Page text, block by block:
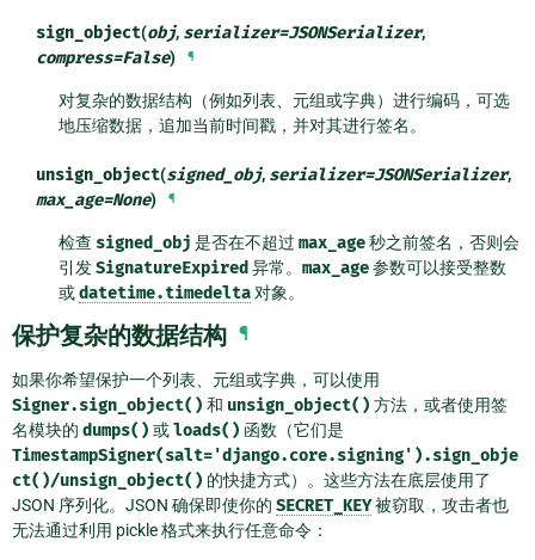
sign_object(obj, serializer=JSONSerializer,
compress=False) ¶
对复杂的数据结构（例如列表、元组或字典）进行编码，可选
地压缩数据，追加当前时间戳，并对其进行签名。
unsign_object(signed_obj, serializer=JSONSerializer,
max_age=None) ¶
检查 signed_obj 是否在不超过max_age秒之前签名，否则会
引发SignatureExpired 异常。max_age参数可以接受整数
或datetime.timedelta 对象。
保护复杂的数据结构 ¶
如果你希望保护一个列表、元组或字典，可以使用
Signer.sign_object() 和 unsign_object() 方法，或者使用签
名模块的 dumps() 或loads() 函数（它们是
TimestampSigner(salt='django.core.signing').sign_obje
ct()/unsign_object() 的快捷方式）。这些方法在底层使用了
JSON 序列化。JSON 确保即使你的 SECRET_KEY被窃取，攻击者也
无法通过利用 pickle 格式来执行任意命令：